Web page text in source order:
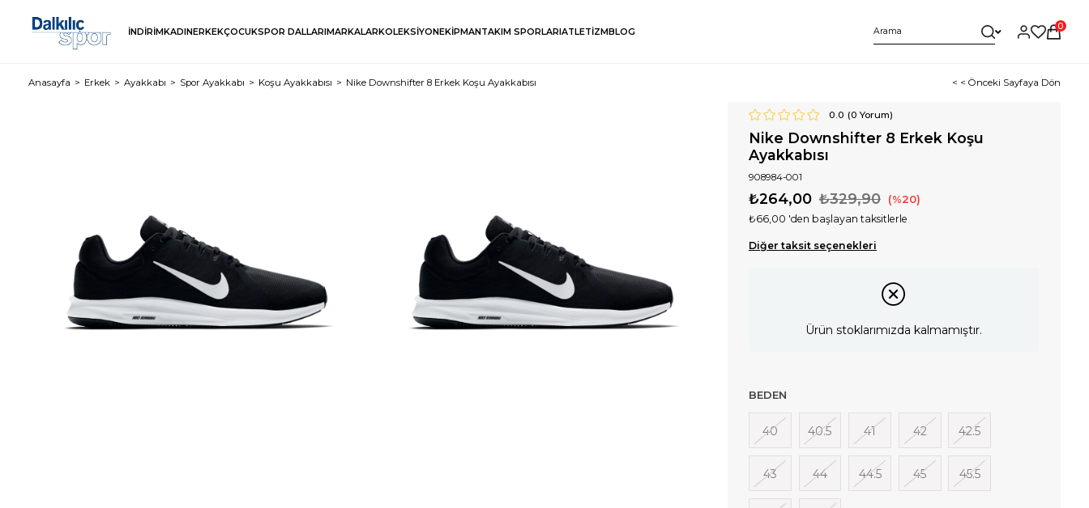
İNDİRİMKADINERKEKÇOCUKSPOR DALLARIMARKALARKOLEKSİYONEKİPMANTAKIM SPORLARIATLETİZMBLOG
0
Anasayfa Erkek Ayakkabı Spor Ayakkabı Koşu Ayakkabısı Nike Downshifter 8 Erkek Koşu Ayakkabısı < < Önceki Sayfaya Dön
0.0 (0 Yorum)
Nike Downshifter 8 Erkek Koşu
Ayakkabısı
908984-001
₺329,90
₺264,00 20
₺66,00 'den başlayan taksitlerle
Diğer taksit seçenekleri
Ürün stoklarımızda kalmamıştır.
BEDEN
40 40.5 41 42 42.5
43 44 44.5 45 45.5